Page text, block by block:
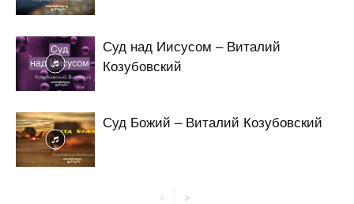
Суд над Иисусом – Виталий
Козубовский
Суд Божий – Виталий Козубовский